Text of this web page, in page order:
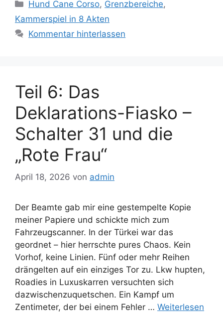
Kategorien
Hund Cane Corso, Grenzbereiche,
Kammerspiel in 8 Akten
Kommentar hinterlassen
Teil 6: Das
Deklarations-Fiasko –
Schalter 31 und die
„Rote Frau“
April 18, 2026 von admin
Der Beamte gab mir eine gestempelte Kopie
meiner Papiere und schickte mich zum
Fahrzeugscanner. In der Türkei war das
geordnet – hier herrschte pures Chaos. Kein
Vorhof, keine Linien. Fünf oder mehr Reihen
drängelten auf ein einziges Tor zu. Lkw hupten,
Roadies in Luxuskarren versuchten sich
dazwischenzuquetschen. Ein Kampf um
Zentimeter, der bei einem Fehler … Weiterlesen